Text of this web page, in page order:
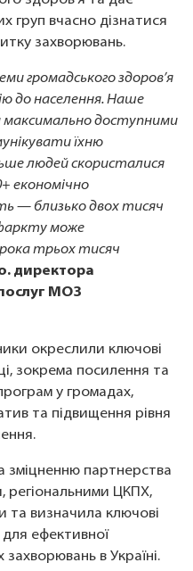
груп вчасно дізнатися
захворювань.
громадського здоров’я
до населення. Наше
максимально доступними
їхню
людей скористалися
економічно
— близько двох тисяч
може
трьох тисяч
директора
МОЗ
окреслили ключові
зокрема посилення та
у громадах,
та підвищення рівня
зміцненню партнерства
регіональними ЦКПХ,
та визначила ключові
ефективної
в Україні.